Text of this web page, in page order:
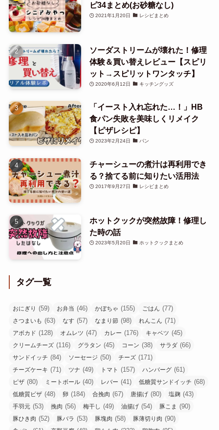
ピ34まとめ(お砂糖なし)
2021年1月20日 レシピまとめ
ソーダストリームが壊れた！修理
体験＆買い替えレビュー【スピリ
ット→スピリットワンタッチ】
2020年6月12日 キッチングッズ
「イースト入れ忘れた…！」HB
食パン失敗を美味しくリメイク
【ピザレシピ】
2023年2月24日 パン
チャーシューの煮汁は再利用でき
る？捨てる前に知りたい活用法
2017年9月27日 レシピまとめ
ホットクックが突然故障！修理し
た時の話
2023年5月20日 ホットクックまとめ
タグ一覧
おにぎり (59) お弁当 (46) かぼちゃ (155) ごはん (77)
さつまいも (63) なす (57) なまり節 (98) れんこん (71)
アボカド (128) オムレツ (47) カレー (176) キャベツ (45)
クリームチーズ (116) グラタン (45) コーン (38) サラダ (66)
サンドイッチ (84) ソーセージ (50) チーズ (171)
チーズケーキ (71) ツナ (49) トマト (157) ハンバーグ (61)
ピザ (80) ミートボール (40) レバー (41) 低糖質サンドイッチ (68)
低糖質ピザ (48) 卵 (184) 合挽肉 (67) 唐揚げ (80) 塩麹 (43)
手羽元 (53) 挽肉 (56) 梅干し (49) 油揚げ (54) 豚こま (90)
豚ひき肉 (52) 豚バラ (53) 豚塊肉 (58) 豚薄切り肉 (90)